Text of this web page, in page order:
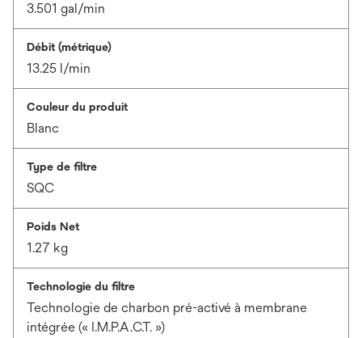
3.501 gal/min
Débit (métrique)
13.25 l/min
Couleur du produit
Blanc
Type de filtre
SQC
Poids Net
1.27 kg
Technologie du filtre
Technologie de charbon pré-activé à membrane
intégrée (« I.M.P.A.C.T. »)